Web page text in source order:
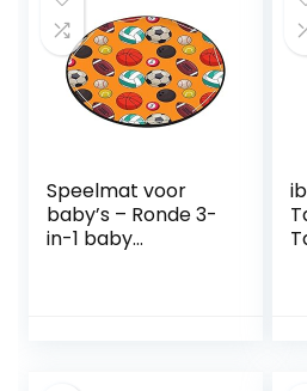
Comfortabel
Tapijt Dikker
Vloerkleed Kruipen
Speelmat voor
baby’s – Ronde 3-
in-1 baby